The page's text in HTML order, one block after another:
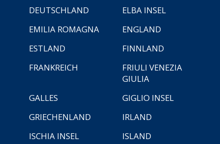
DEUTSCHLAND
ELBA INSEL
EMILIA ROMAGNA
ENGLAND
ESTLAND
FINNLAND
FRANKREICH
FRIULI VENEZIA
GIULIA
GALLES
GIGLIO INSEL
GRIECHENLAND
IRLAND
ISCHIA INSEL
ISLAND